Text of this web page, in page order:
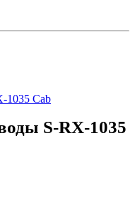
1035 Cab
S-RX-1035